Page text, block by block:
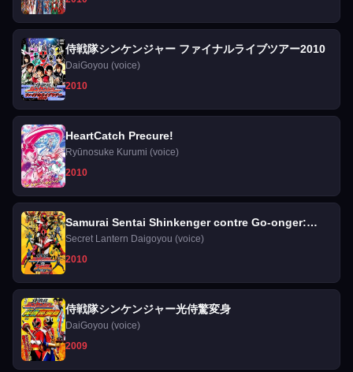
侍戦隊シンケンジャー ファイナルライブツアー2010
DaiGoyou (voice)
2010
HeartCatch Precure!
Ryūnosuke Kurumi (voice)
2010
Samurai Sentai Shinkenger contre Go-onger:
GinmakuBang !!
Secret Lantern Daigoyou (voice)
2010
侍戦隊シンケンジャー光侍驚変身
DaiGoyou (voice)
2009